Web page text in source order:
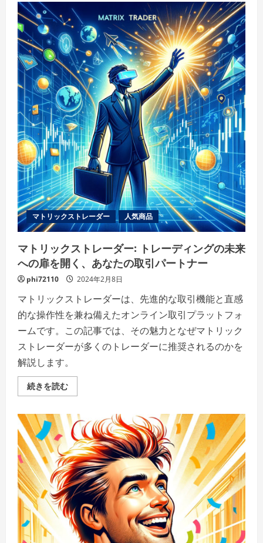
商
LION
FX：
未
来
を
照
ら
す
ト
レ
ー
ド
の
新
潮
流
の
詳
細
を
ご
覧
く
だ
さ
い
マトリックストレーダー 人気商品
マトリックストレーダー: トレーディングの未来
への扉を開く、あなたの取引パートナー
phi72110 2024年2月8日
マトリックストレーダーは、先進的な取引機能と直感
的な操作性を兼ね備えたオンライン取引プラットフォ
ームです。この記事では、その魅力となぜマトリック
ストレーダーが多くのトレーダーに推奨されるのかを
解説します。
続きを読むマ
ト
ク
ス
ト
レ
ー
ダ
ー:
ト
レ
ー
デ
ィ
ン
グ
の